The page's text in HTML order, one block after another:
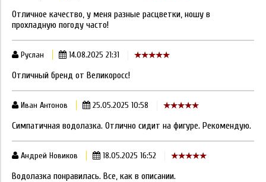
Отличное качество, у меня разные расцветки, ношу в
прохладную погоду часто!
Руслан 14.08.2025 21:31
Отличный бренд от Великоросс!
Иван Антонов 25.05.2025 10:58
Симпатичная водолазка. Отлично сидит на фигуре. Рекомендую.
Андрей Новиков 18.05.2025 16:52
Водолазка понравилась. Все, как в описании.